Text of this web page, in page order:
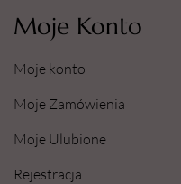
Moje Konto
Moje konto
Moje Zamówienia
Moje Ulubione
Rejestracja